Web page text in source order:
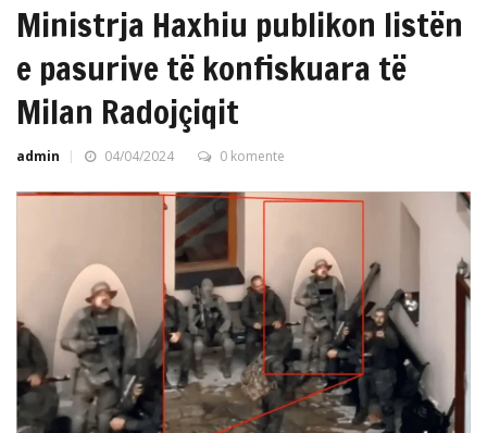
Ministrja Haxhiu publikon listën
e pasurive të konfiskuara të
Milan Radojçiqit
admin 04/04/2024 0 komente